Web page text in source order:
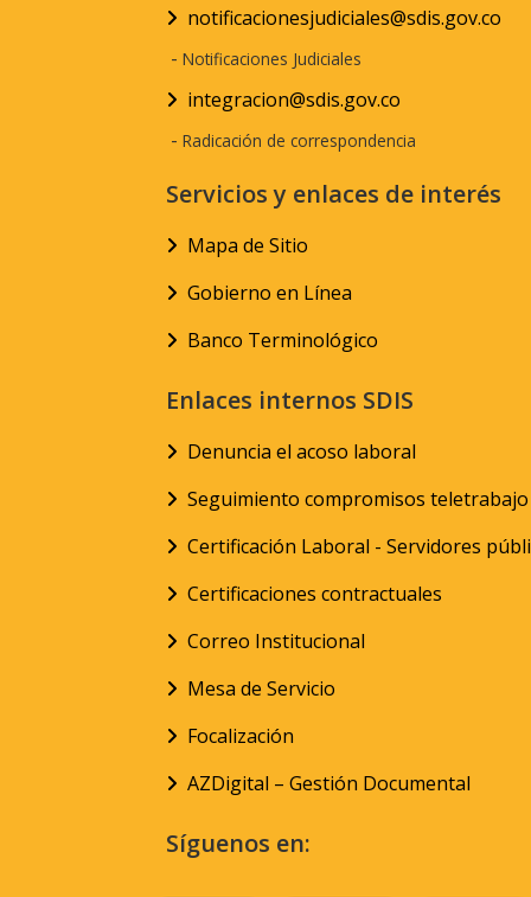
notificacionesjudiciales@sdis.gov.co
- Notificaciones Judiciales
integracion@sdis.gov.co
- Radicación de correspondencia
Servicios y enlaces de interés
Mapa de Sitio
Gobierno en Línea
Banco Terminológico
Enlaces internos SDIS
Denuncia el acoso laboral
Seguimiento compromisos teletrabajo
Certificación Laboral - Servidores
Certificaciones contractuales
Correo Institucional
Mesa de Servicio
Focalización
AZDigital – Gestión Documental
Síguenos en: